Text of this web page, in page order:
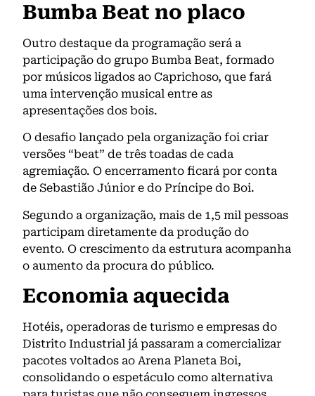
Bumba Beat no placo
Outro destaque da programação será a
participação do grupo Bumba Beat, formado
por músicos ligados ao Caprichoso, que fará
uma intervenção musical entre as
apresentações dos bois.
O desafio lançado pela organização foi criar
versões “beat” de três toadas de cada
agremiação. O encerramento ficará por conta
de Sebastião Júnior e do Príncipe do Boi.
Segundo a organização, mais de 1,5 mil pessoas
participam diretamente da produção do
evento. O crescimento da estrutura acompanha
o aumento da procura do público.
Economia aquecida
Hotéis, operadoras de turismo e empresas do
Distrito Industrial já passaram a comercializar
pacotes voltados ao Arena Planeta Boi,
consolidando o espetáculo como alternativa